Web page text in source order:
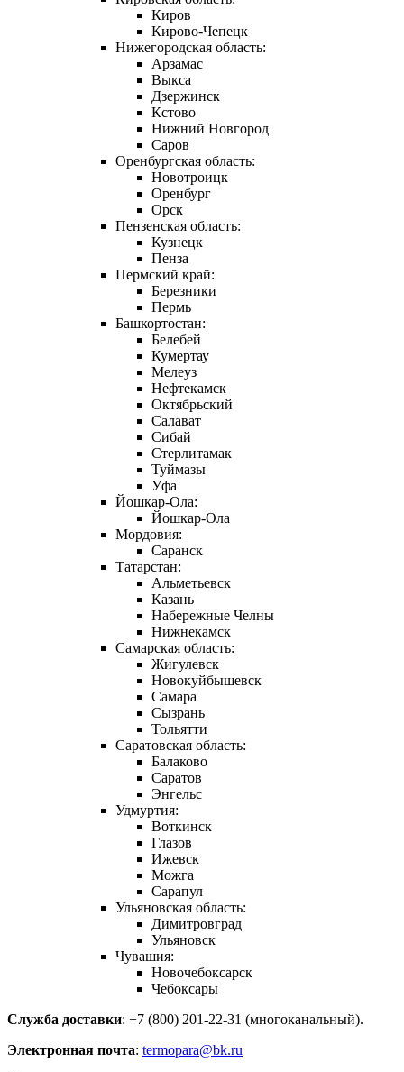
Киров
Кирово-Чепецк
Нижегородская область:
Арзамас
Выкса
Дзержинск
Кстово
Нижний Новгород
Саров
Оренбургская область:
Новотроицк
Оренбург
Орск
Пензенская область:
Кузнецк
Пенза
Пермский край:
Березники
Пермь
Башкортостан:
Белебей
Кумертау
Мелеуз
Нефтекамск
Октябрьский
Салават
Сибай
Стерлитамак
Туймазы
Уфа
Йошкар-Ола:
Йошкар-Ола
Мордовия:
Саранск
Татарстан:
Альметьевск
Казань
Набережные Челны
Нижнекамск
Самарская область:
Жигулевск
Новокуйбышевск
Самара
Сызрань
Тольятти
Саратовская область:
Балаково
Саратов
Энгельс
Удмуртия:
Воткинск
Глазов
Ижевск
Можга
Сарапул
Ульяновская область:
Димитровград
Ульяновск
Чувашия:
Новочебоксарск
Чебоксары
Служба доставки: +7 (800) 201-22-31 (многоканальный).
Электронная почта: termopara@bk.ru